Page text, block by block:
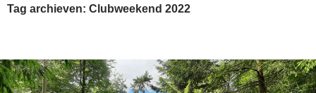
INHOUD
Tag archieven: Clubweekend 2022